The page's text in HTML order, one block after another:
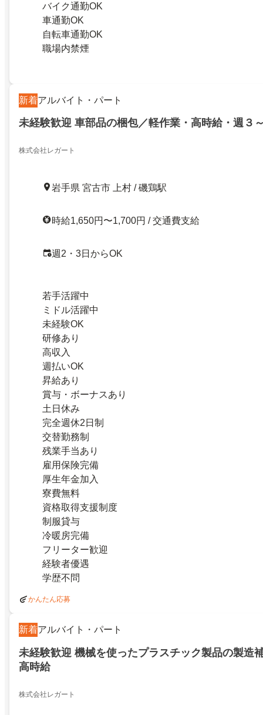
バイク通勤OK
車通勤OK
自転車通勤OK
職場内禁煙
新着アルバイト・パート
未経験歓迎 車部品の梱包／軽作業・高時給・週３
株式会社レガート
岩手県 宮古市 上村 / 磯鶏駅
時給1,650円〜1,700円 / 交通費支給
週2・3日からOK
若手活躍中
ミドル活躍中
未経験OK
研修あり
高収入
週払いOK
昇給あり
賞与・ボーナスあり
土日休み
完全週休2日制
交替勤務制
残業手当あり
雇用保険完備
厚生年金加入
寮費無料
資格取得支援制度
制服貸与
冷暖房完備
フリーター歓迎
経験者優遇
学歴不問
かんたん応募
新着アルバイト・パート
未経験歓迎 機械を使ったプラスチック製品の製造
高時給
株式会社レガート